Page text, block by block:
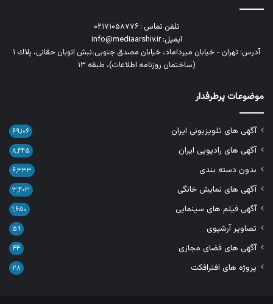
تلفن تماس : ۰۲۱۷۱۰۵۸۷۷۶
ایمیل: info@mediaarshiv.ir
آدرس: تهران - خیابان میرداماد، خیابان مصدق جنوبی،نبش اتوبان حقانی، پلاك ١
(ساختمان روزنامه اطلاعات)، طبقه ۱۳
موضوعات پرطرفدار
آگهی های تلویزیونی ایران ۶۹,۱۰۶
آگهی های رادیویی ایران ۸,۴۴۵
بدون دسته بندی ۶,۳۳۳
آگهی های نمایش خانگی ۳,۴۰۳
آگهی فیلم های سینمایی ۱,۶۵۰
تصاویر آرشیوی ۵۹
آگهی های فضای مجازی ۴۴
پروژه های افترافکت ۲۸